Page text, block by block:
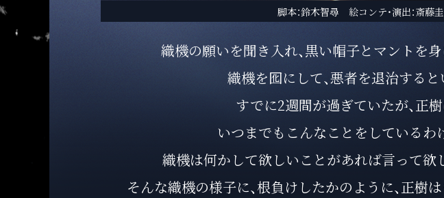
脚本：鈴木智尋 絵コンテ・演出：斎藤
織機の願いを聞き入れ、黒い帽子とマントを
織機を囮にして、悪者を退治する
すでに2週間が過ぎていたが、正
いつまでもこんなことをしているわ
織機は何かして欲しいことがあれば言って欲
そんな織機の様子に、根負けしたかのように、正